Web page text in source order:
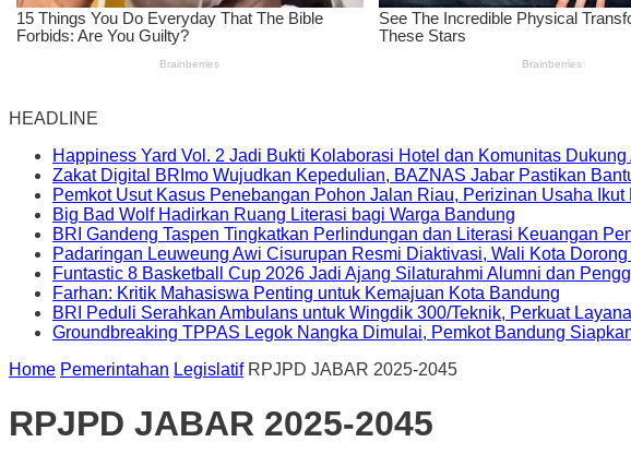
HEADLINE
Happiness Yard Vol. 2 Jadi Bukti Kolaborasi Hotel dan Komunitas
Zakat Digital BRImo Wujudkan Kepedulian, BAZNAS Jabar Pastikan
Pemkot Usut Kasus Penebangan Pohon Jalan Riau, Perizinan Usaha Ikut
Big Bad Wolf Hadirkan Ruang Literasi bagi Warga Bandung
BRI Gandeng Taspen Tingkatkan Perlindungan dan Literasi Keuangan
Padaringan Leuweung Awi Cisurupan Resmi Diaktivasi, Wali Kota
Funtastic 8 Basketball Cup 2026 Jadi Ajang Silaturahmi Alumni dan
Farhan: Kritik Mahasiswa Penting untuk Kemajuan Kota Bandung
BRI Peduli Serahkan Ambulans untuk Wingdik 300/Teknik, Perkuat
Groundbreaking TPPAS Legok Nangka Dimulai, Pemkot Bandung
Home Pemerintahan Legislatif RPJPD JABAR 2025-2045
RPJPD JABAR 2025-2045